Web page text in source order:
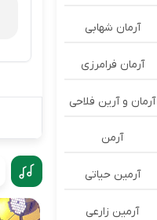
آرمان شهابی
آرمان فرامرزی
آرمان و آرین فلاحی
آرمن
آرمین حیاتی
آرمین زارعی